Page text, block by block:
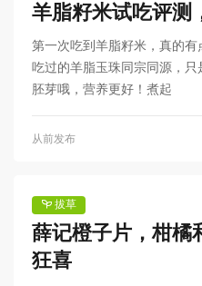
羊脂籽米试吃评测
第一次吃到羊脂籽米，真的
吃过的羊脂玉珠同宗同源，
胚芽哦，营养更好！煮起
从前发布
拔草
薛记橙子片，柑橘
狂喜